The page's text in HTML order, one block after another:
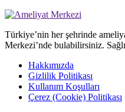
Türkiye’nin her şehrinde
Merkezi’nde bulabilirsiniz.
Hakkımızda
Gizlilik Politikası
Kullanım Koşulları
Çerez (Cookie) Politikası